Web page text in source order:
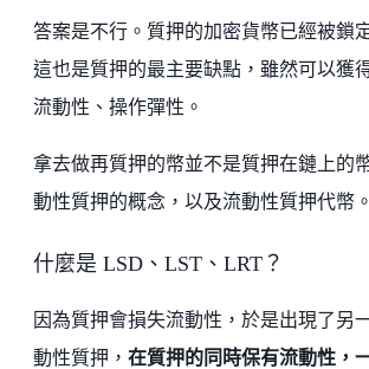
答案是不行。質押的加密貨幣已經被鎖
這也是質押的最主要缺點，雖然可以獲
流動性、操作彈性。
拿去做再質押的幣並不是質押在鏈上的
動性質押的概念，以及流動性質押代幣。
什麼是 LSD、LST、LRT？
因為質押會損失流動性，於是出現了另
動性質押， 在質押的同時保有流動性，